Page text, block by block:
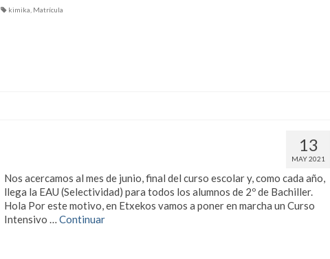
kimika Matrícula
13
MAY 2021
Nos acercamos al mes de junio, final del curso escolar y, como cada año,
llega la EAU (Selectividad) para todos los alumnos de 2º de Bachiller.
Hola Por este motivo, en Etxekos vamos a poner en marcha un Curso
Intensivo … Continuar